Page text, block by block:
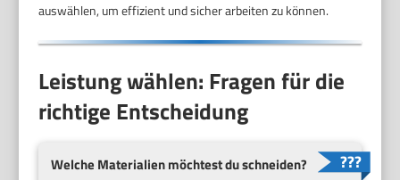
auswählen, um effizient und sicher arbeiten zu können.
Leistung wählen: Fragen für die
richtige Entscheidung
Welche Materialien möchtest du schneiden?